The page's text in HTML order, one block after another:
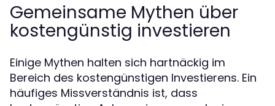
Gemeinsame Mythen über
kostengünstig investieren
Einige Mythen halten sich hartnäckig im
Bereich des kostengünstigen Investierens. Ein
häufiges Missverständnis ist, dass